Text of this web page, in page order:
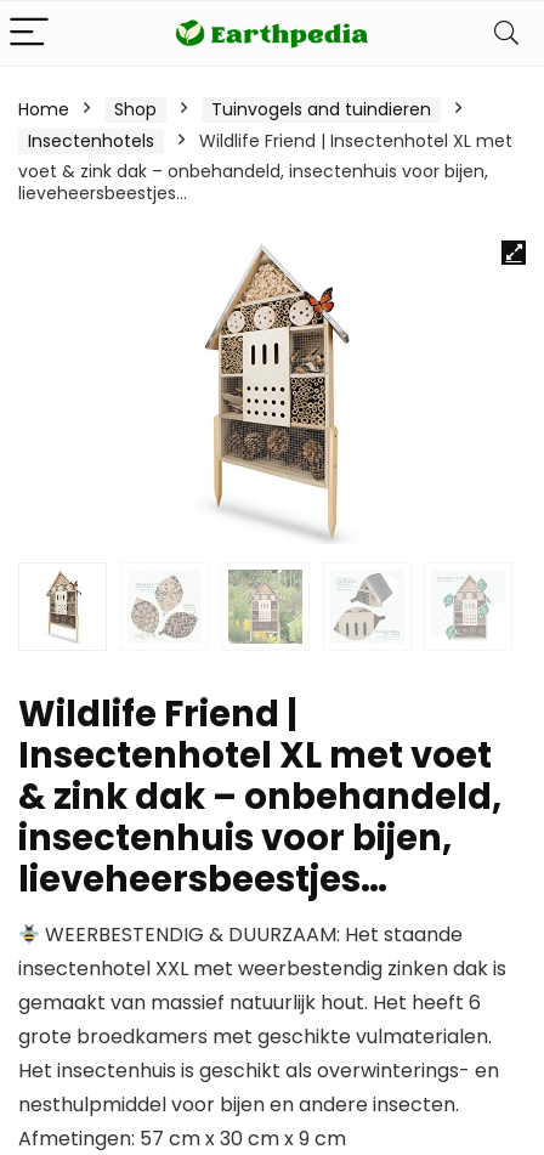
Home Shop
Tuinvogels and tuindieren
Insectenhotels
Wildlife Friend | Insectenhotel XL met
voet & zink dak – onbehandeld, insectenhuis voor bijen,
lieveheersbeestjes…
Wildlife Friend |
Insectenhotel XL met voet
& zink dak – onbehandeld,
insectenhuis voor bijen,
lieveheersbeestjes…
WEERBESTENDIG & DUURZAAM: Het staande
insectenhotel XXL met weerbestendig zinken dak is
gemaakt van massief natuurlijk hout. Het heeft 6
grote broedkamers met geschikte vulmaterialen.
Het insectenhuis is geschikt als overwinterings- en
nesthulpmiddel voor bijen en andere insecten.
Afmetingen: 57 cm x 30 cm x 9 cm